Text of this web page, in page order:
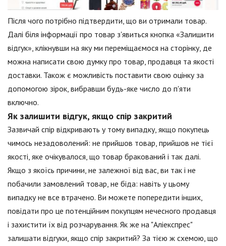
Після чого потрібно підтвердити, що ви отримали товар.
Далі біля інформації про товар з'явиться кнопка «Залишити
відгук», клікнувши на яку ми переміщаємося на сторінку, де
можна написати свою думку про товар, продавця та якості
доставки. Також є можливість поставити свою оцінку за
допомогою зірок, вибравши будь-яке число до п'яти
включно.
Як залишити відгук, якщо спір закритий
Зазвичай спір відкривають у тому випадку, якщо покупець
чимось незадоволений: не прийшов товар, прийшов не тієї
якості, яке очікувалося, що товар бракований і так далі.
Якщо з якоїсь причини, не залежної від вас, ви так і не
побачили замовлений товар, не біда: навіть у цьому
випадку не все втрачено. Ви можете попередити інших,
повідати про це потенційним покупцям нечесного продавця
і захистити їх від розчарування. Як же на "Аліекспрес"
залишати відгуки, якщо спір закритий? За тією ж схемою, що